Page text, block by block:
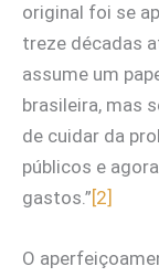
original foi se
treze décadas
assume um
brasileira, mas
de cuidar da
públicos e
gastos.” [2]
O